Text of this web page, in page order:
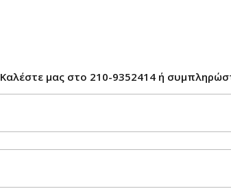
Καλέστε μας στο 210-9352414 ή